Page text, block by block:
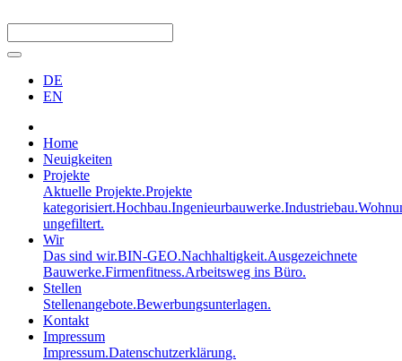
DE
EN
Home
Neuigkeiten
Projekte
Aktuelle Projekte.Projekte
kategorisiert.Hochbau.Ingenieurbauwerke.Industriebau.
ungefiltert.
Wir
Das sind wir.BIN-GEO.Nachhaltigkeit.Ausgezeichnete
Bauwerke.Firmenfitness.Arbeitsweg ins Büro.
Stellen
Stellenangebote.Bewerbungsunterlagen.
Kontakt
Impressum
Impressum.Datenschutzerklärung.